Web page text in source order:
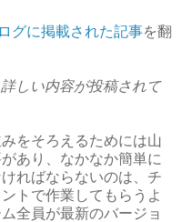
グに掲載された記事を翻
しい内容が投稿されて
をそろえるためには山
あり、なかなか簡単に
ればならないのは、チ
トで作業してもらうよ
全員が最新のバージョ